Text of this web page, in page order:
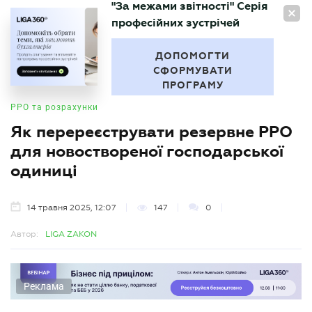
БУХГАЛТЕР
"За межами звітності" Серія
професійних зустрічей
ДОПОМОГТИ
СФОРМУВАТИ
ПРОГРАМУ
РРО та розрахунки
Як перереєструвати резервне РРО
для новоствореної господарської
одиниці
14 травня 2025, 12:07 147 0
Автор: LIGA ZAKON
Реклама